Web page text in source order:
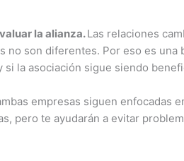
la alianza.Las relaciones
no son diferentes. Por eso es una
la asociación sigue siendo
empresas siguen enfocadas
pero te ayudarán a evitar